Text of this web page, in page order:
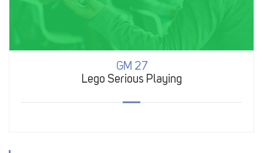
GM 27
Lego Serious Playing